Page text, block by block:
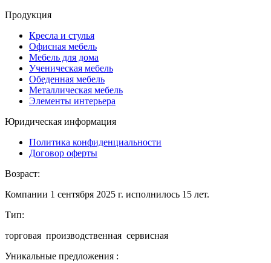
Продукция
Кресла и стулья
Офисная мебель
Мебель для дома
Ученическая мебель
Обеденная мебель
Металлическая мебель
Элементы интерьера
Юридическая информация
Политика конфиденциальности
Договор оферты
Возраст:
Компании 1 сентября 2025 г. исполнилось 15 лет.
Тип:
торговая производственная сервисная
Уникальные предложения :